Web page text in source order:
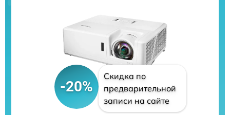
-20%
Скидка по
предварительной
записи на сайте